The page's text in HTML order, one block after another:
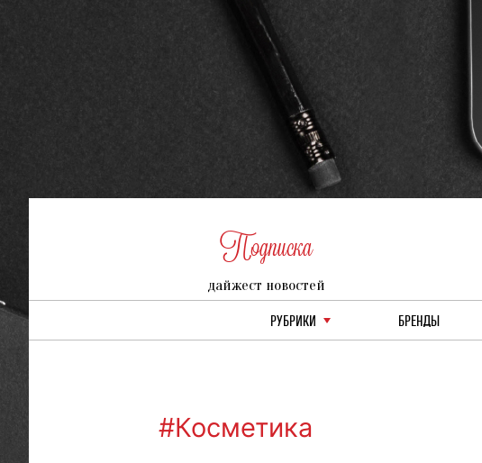
Подписка
дайжест новостей
РУБРИКИ БРЕНДЫ
#Косметика